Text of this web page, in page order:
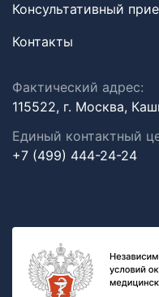
Консультативный
Контакты
Фактический адрес:
115522, г. Москва,
Единый контактный
+7 (499) 444-24-24